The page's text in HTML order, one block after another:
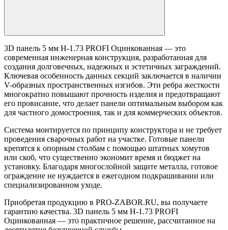
3D панель 5 мм Н-1.73 PROFI Оцинкованная — это
современная инженерная конструкция, разработанная для
создания долговечных, надежных и эстетичных заграждений.
Ключевая особенность данных секций заключается в наличии
V-образных пространственных изгибов. Эти ребра жесткости
многократно повышают прочность изделия и предотвращают
его провисание, что делает панели оптимальным выбором как
для частного домостроения, так и для коммерческих объектов.
Система монтируется по принципу конструктора и не требует
проведения сварочных работ на участке. Готовые панели
крепятся к опорным столбам с помощью штатных хомутов
или скоб, что существенно экономит время и бюджет на
установку. Благодаря многослойной защите металла, готовое
ограждение не нуждается в ежегодном подкрашивании или
специализированном уходе.
Приобретая продукцию в PRO-ZABOR.RU, вы получаете
гарантию качества. 3D панель 5 мм Н-1.73 PROFI
Оцинкованная — это практичное решение, рассчитанное на